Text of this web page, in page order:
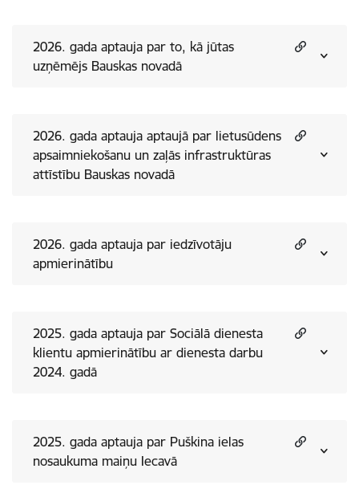
2026. gada aptauja par to, kā jūtas
uzņēmējs Bauskas novadā
2026. gada aptauja aptaujā par lietusūdens
apsaimniekošanu un zaļās infrastruktūras
attīstību Bauskas novadā
2026. gada aptauja par iedzīvotāju
apmierinātību
2025. gada aptauja par Sociālā dienesta
klientu apmierinātību ar dienesta darbu
2024. gadā
2025. gada aptauja par Puškina ielas
nosaukuma maiņu Iecavā